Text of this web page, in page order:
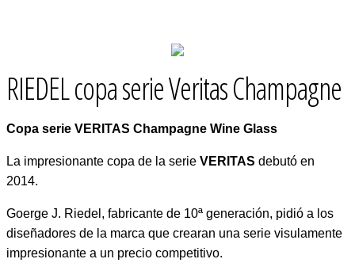
RIEDEL copa serie Veritas Champagne
Copa serie VERITAS Champagne Wine Glass
La impresionante copa de la serie VERITAS debutó en
2014.
Goerge J. Riedel, fabricante de 10ª generación, pidió a los
diseñadores de la marca que crearan una serie visulamente
impresionante a un precio competitivo.